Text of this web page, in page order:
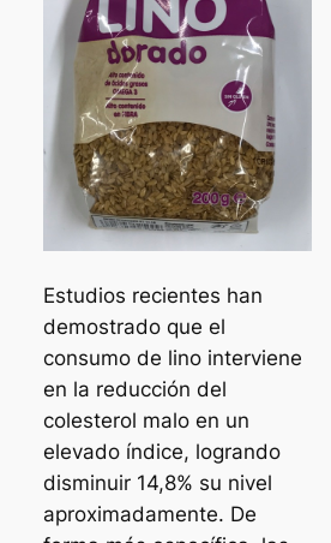
Estudios recientes han
demostrado que el
consumo de lino interviene
en la reducción del
colesterol malo en un
elevado índice, logrando
disminuir 14,8% su nivel
aproximadamente. De